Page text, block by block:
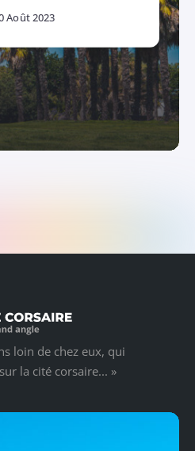
Août 2023
loin de chez eux, qui
la cité corsaire... »